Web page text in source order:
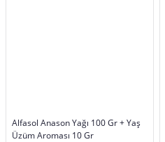
Alfasol Anason Yağı 100 Gr + Yaş
Üzüm Aroması 10 Gr